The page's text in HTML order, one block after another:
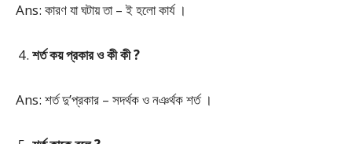
Ans: কারণ যা ঘটায় তা – ই হলো কার্য ।
শর্ত কয় প্রকার ও কী কী ?
Ans: শর্ত দু’প্রকার – সদর্থক ও নঞর্থক শর্ত ।